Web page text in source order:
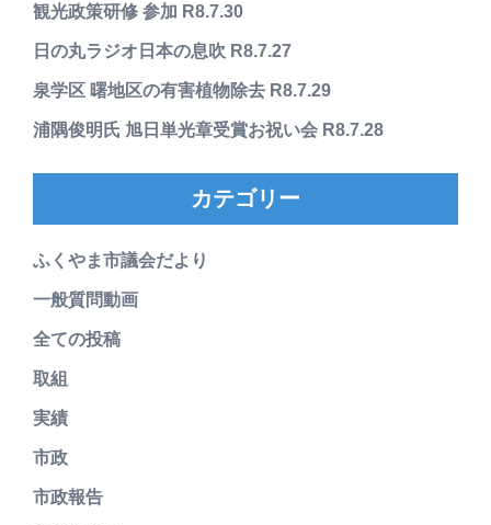
観光政策研修 参加 R8.7.30
日の丸ラジオ日本の息吹 R8.7.27
泉学区 曙地区の有害植物除去 R8.7.29
浦隅俊明氏 旭日単光章受賞お祝い会 R8.7.28
カテゴリー
ふくやま市議会だより
一般質問動画
全ての投稿
取組
実績
市政
市政報告